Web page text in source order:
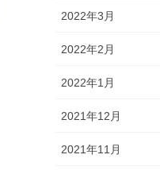
2022年3月
2022年2月
2022年1月
2021年12月
2021年11月